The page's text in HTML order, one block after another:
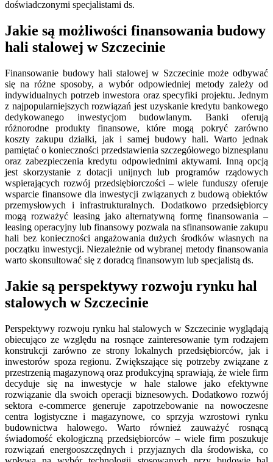
doświadczonymi specjalistami ds.
Jakie są możliwości finansowania budowy
hali stalowej w Szczecinie
Finansowanie budowy hali stalowej w Szczecinie może odbywać
się na różne sposoby, a wybór odpowiedniej metody zależy od
indywidualnych potrzeb inwestora oraz specyfiki projektu. Jednym
z najpopularniejszych rozwiązań jest uzyskanie kredytu bankowego
dedykowanego inwestycjom budowlanym. Banki oferują
różnorodne produkty finansowe, które mogą pokryć zarówno
koszty zakupu działki, jak i samej budowy hali. Warto jednak
pamiętać o konieczności przedstawienia szczegółowego biznesplanu
oraz zabezpieczenia kredytu odpowiednimi aktywami. Inną opcją
jest skorzystanie z dotacji unijnych lub programów rządowych
wspierających rozwój przedsiębiorczości – wiele funduszy oferuje
wsparcie finansowe dla inwestycji związanych z budową obiektów
przemysłowych i infrastrukturalnych. Dodatkowo przedsiębiorcy
mogą rozważyć leasing jako alternatywną formę finansowania –
leasing operacyjny lub finansowy pozwala na sfinansowanie zakupu
hali bez konieczności angażowania dużych środków własnych na
początku inwestycji. Niezależnie od wybranej metody finansowania
warto skonsultować się z doradcą finansowym lub specjalistą ds.
Jakie są perspektywy rozwoju rynku hal
stalowych w Szczecinie
Perspektywy rozwoju rynku hal stalowych w Szczecinie wyglądają
obiecująco ze względu na rosnące zainteresowanie tym rodzajem
konstrukcji zarówno ze strony lokalnych przedsiębiorców, jak i
inwestorów spoza regionu. Zwiększające się potrzeby związane z
przestrzenią magazynową oraz produkcyjną sprawiają, że wiele firm
decyduje się na inwestycje w hale stalowe jako efektywne
rozwiązanie dla swoich operacji biznesowych. Dodatkowo rozwój
sektora e-commerce generuje zapotrzebowanie na nowoczesne
centra logistyczne i magazynowe, co sprzyja wzrostowi rynku
budownictwa halowego. Warto również zauważyć rosnącą
świadomość ekologiczną przedsiębiorców – wiele firm poszukuje
rozwiązań energooszczędnych i przyjaznych dla środowiska, co